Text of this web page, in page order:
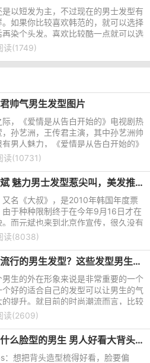
以短发为主，不过现在的男士发型有
。如果你比较喜欢韩范的，就可以选择
染个头发。喜欢比较酷一点就可以选
机头。发型可以修饰你的脸型，所以
读(1749)
帅气男生发型图片
，《爱情是从告白开始的》电视剧热
孙艺洲，王传君主演，其中孙艺洲帅
男人魅力，《爱情是从告白开始的》
校园中四个年轻人友情的建立、爱情
读(10731)
孤胆特工元斌 魅力男士发型惹尖叫，美发推荐明星发型
又名《大叔》，是2010年韩国年度票
由于种种限制终于在今年9月16日才在
而元斌也来到北京作宣传，很久没有
出现的元斌，魅力的男士发型呈现他
读(8038)
时下有哪些流行的男生发型？这些发型男生都可以尝试一下
男生的外在形象来说是非常重要的一个
好的适合自己的发型可以让男生的气
的提升。就目前的时尚潮流而言，比较
发型主要有以下几个。
读(2609)
大背头适合什么脸型的男生 男人好看大背头大全
：想把背头造型梳得好看，脸要偏